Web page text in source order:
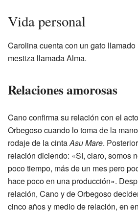
Vida personal
Carolina cuenta con un gato
mestiza llamada Alma.
Relaciones amorosas
Cano confirma su relación con el
Orbegoso cuando lo toma de la
rodaje de la cintaAsu Mare.
relación diciendo: «Sí, claro, somos
poco tiempo, más de un mes pero
hace poco en una producción».
relación, Cano y de Orbegoso
cinco años y medio de relación, en